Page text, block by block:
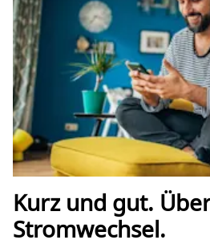
Kurz und gut.
Stromwechsel.